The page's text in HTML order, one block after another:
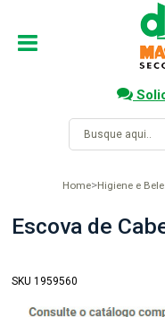
Home Higiene e
Escova de
SKU 1959560